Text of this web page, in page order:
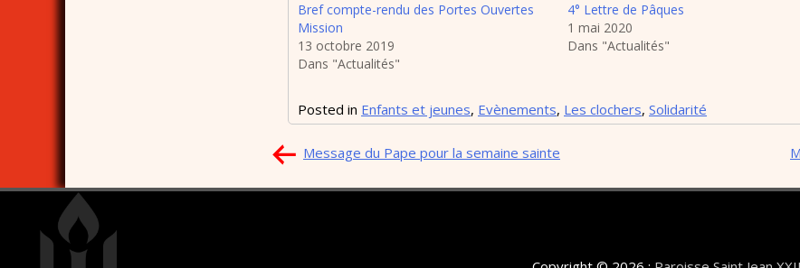
Bref compte-rendu des Portes Ouvertes
Mission
13 octobre 2019
Dans "Actualités"
4° Lettre de Pâques
1 mai 2020
Dans "Actualités"
Posted in Enfants et jeunes, Evènements, Les clochers, Solidarité
Navigation
Message du Pape pour la semaine sainte